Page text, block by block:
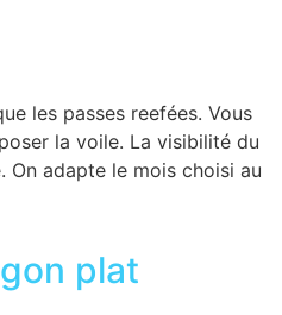
les passes reefées. Vous
la voile. La visibilité du
On adapte le mois choisi au
plat